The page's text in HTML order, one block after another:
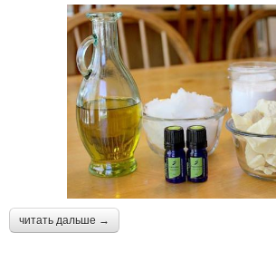
читать дальше →